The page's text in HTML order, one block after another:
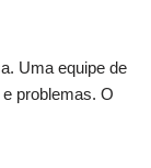
Uma equipe de
problemas. O